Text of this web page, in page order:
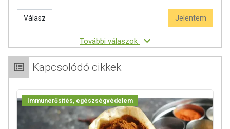
Válasz Jelentem
További válaszok
Kapcsolódó cikkek
Immunerősítés, egészségvédelem